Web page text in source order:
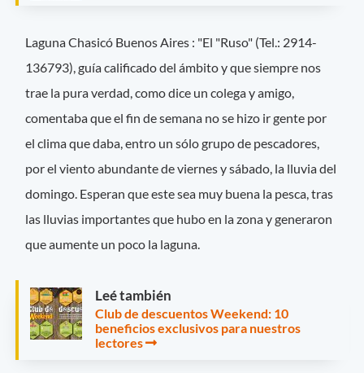
Laguna Chasicó Buenos Aires : "El "Ruso" (Tel.: 2914-
136793), guía calificado del ámbito y que siempre nos
trae la pura verdad, como dice un colega y amigo,
comentaba que el fin de semana no se hizo ir gente por
el clima que daba, entro un sólo grupo de pescadores,
por el viento abundante de viernes y sábado, la lluvia del
domingo. Esperan que este sea muy buena la pesca, tras
las lluvias importantes que hubo en la zona y generaron
que aumente un poco la laguna.
Leé también
Club de descuentos Weekend: 10
beneficios exclusivos para nuestros
lectores